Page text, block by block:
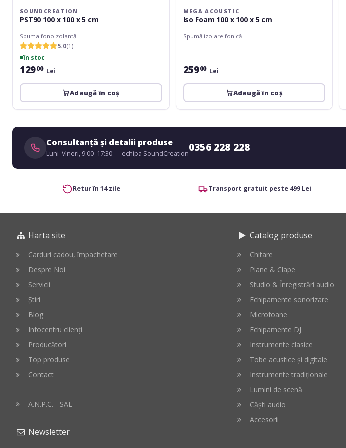
SOUNDCREATION
PST90 100 x 100 x 5 cm
Spuma fonoizolantă
5.0(1)
în stoc
12900 Lei
Adaugă în coș
MEGA ACOUSTIC
Iso Foam 100 x 100 x 5 cm
Spumă izolare fonică
25900 Lei
Adaugă în coș
Consultanță și detalii produse
Luni–Vineri, 9:00–17:30 — echipa SoundCreation0356 228 228
Retur în 14 zile Transport gratuit peste 499 Lei
Harta site
Carduri cadou, împachetare
Despre Noi
Servicii
Știri
Blog
Infocentru clienți
Producători
Top produse
Contact
A.N.P.C. - SAL
Newsletter
Catalog produse
Chitare
Piane & Clape
Studio & Înregistrări audio
Echipamente sonorizare
Microfoane
Echipamente DJ
Instrumente clasice
Tobe acustice și digitale
Instrumente tradiționale
Lumini de scenă
Căști audio
Accesorii